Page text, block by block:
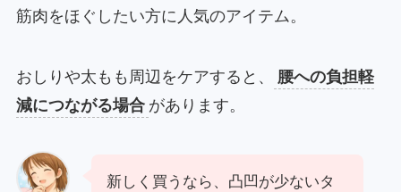
筋肉をほぐしたい方に人気のアイテム。
おしりや太もも周辺をケアすると、
腰への負担軽
減につながる場合 があります。
新しく買うなら、凸凹が少ないタ